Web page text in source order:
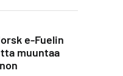
e-Fuelin
muuntaa